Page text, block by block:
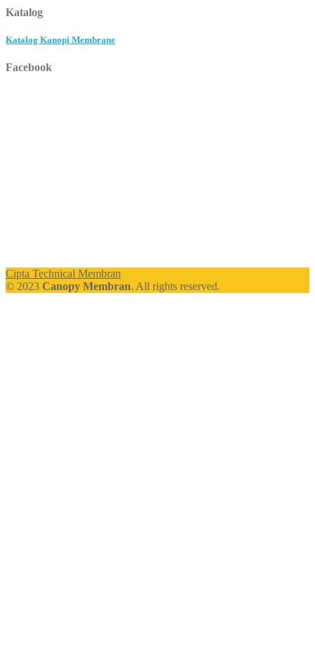
Katalog
Katalog Kanopi Membrane
Facebook
Cipta Technical Membran
© 2023 Canopy Membran. All rights reserved.